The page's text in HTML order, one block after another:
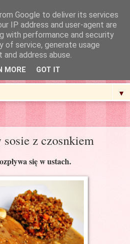
▼
z czosnkiem
się w ustach.
Google to deliver its services
IP address and user-agent are
with performance and security
of service, generate usage
address abuse.
MORE GOT IT